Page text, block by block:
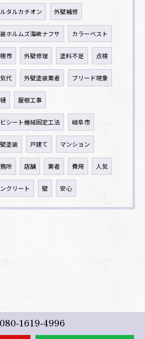
タルカチオン 外壁補修
ホルムズ海峡ナフサ カラーベスト
市 外壁修理 塗料不足 点検
代 外壁塗装業者 ブリード現象
屋根工事
シート機械固定工法 岐阜市
塗装 戸建て マンション
所 店舗 業者 費用 人気
クリート 壁 安心
080-1619-4996